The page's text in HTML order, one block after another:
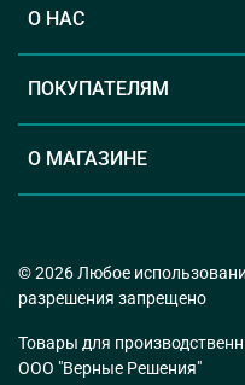
О НАС
ПОКУПАТЕЛЯМ
О МАГАЗИНЕ
© 2026 Любое
разрешения запрещено
Товары для
ООО "Верные Решения"